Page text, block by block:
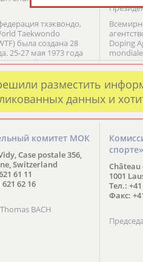
тхэквондо,
Taekwondo
была создана 28
25-27 мая 1973 года
первый чемпионат
Штаб-квартирой ВТФ
центром
Куккивон,
на вершине
Яндон в Сеуле
был открыт 30
в
органах 7 июля
Ынджон стал
ВТФ, а 17
Всемирная
получила
Комитета (МОК).
Doping
-
борьбы
спорте,
разместить
данных и
комитет МОК
Case postale 356,
Switzerland
61 11
62 16
BACH
Château
1001
Тел.: +41
Факс: